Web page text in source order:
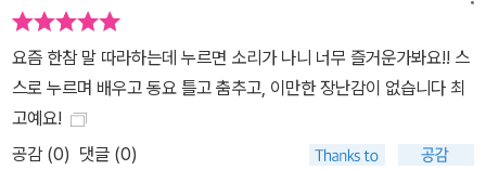
요즘 한참 말 따라하는데 누르면 소리가 나니 너무 즐거운가봐요!! 스
스로 누르며 배우고 동요 틀고 춤추고, 이만한 장난감이 없습니다 최
고예요!
공감 (0) 댓글 (0)